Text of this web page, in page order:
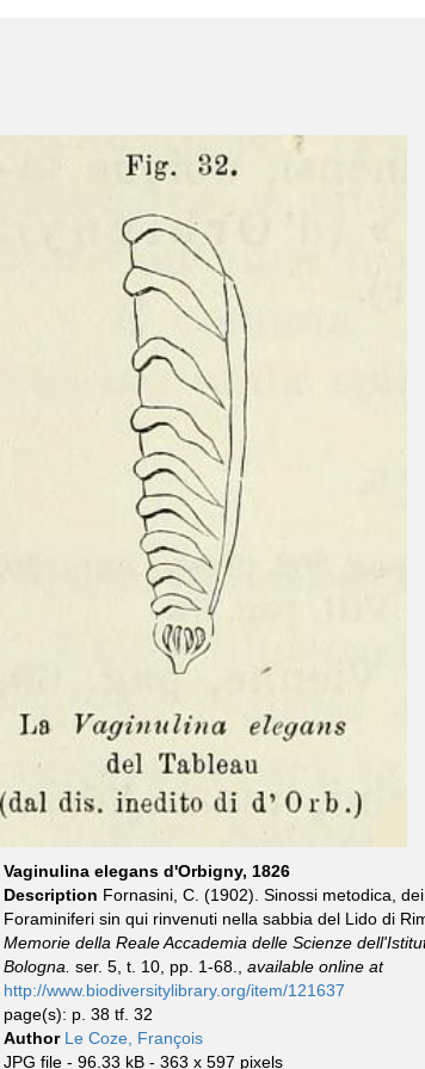
Vaginulina elegans d'Orbigny, 1826
Description Fornasini, C. (1902). Sinossi metodica, dei
Foraminiferi sin qui rinvenuti nella sabbia del Lido di
Memorie della Reale Accademia delle Scienze
Bologna. ser. 5, t. 10, pp. 1-68., available online at
http://www.biodiversitylibrary.org/item/121637
page(s): p. 38 tf. 32
Author Le Coze, François
JPG file- 96.33 kB - 363 x 597 pixels